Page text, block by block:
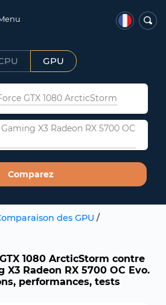
GPU
GTX 1080 ArcticStorm
Gaming X3 Radeon RX 5700 OC
Comparez
des GPU /
1080 ArcticStorm contre
X3 Radeon RX 5700 OC Evo.
performances, tests